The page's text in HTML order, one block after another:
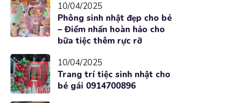
10/04/2025
Phông sinh nhật đẹp cho bé
– Điểm nhấn hoàn hảo cho
bữa tiệc thêm rực rỡ
10/04/2025
Trang trí tiệc sinh nhật cho
bé gái 0914700896